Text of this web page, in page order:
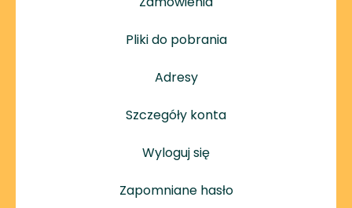
Pliki do pobrania
Adresy
Szczegóły konta
Wyloguj się
Zapomniane hasło